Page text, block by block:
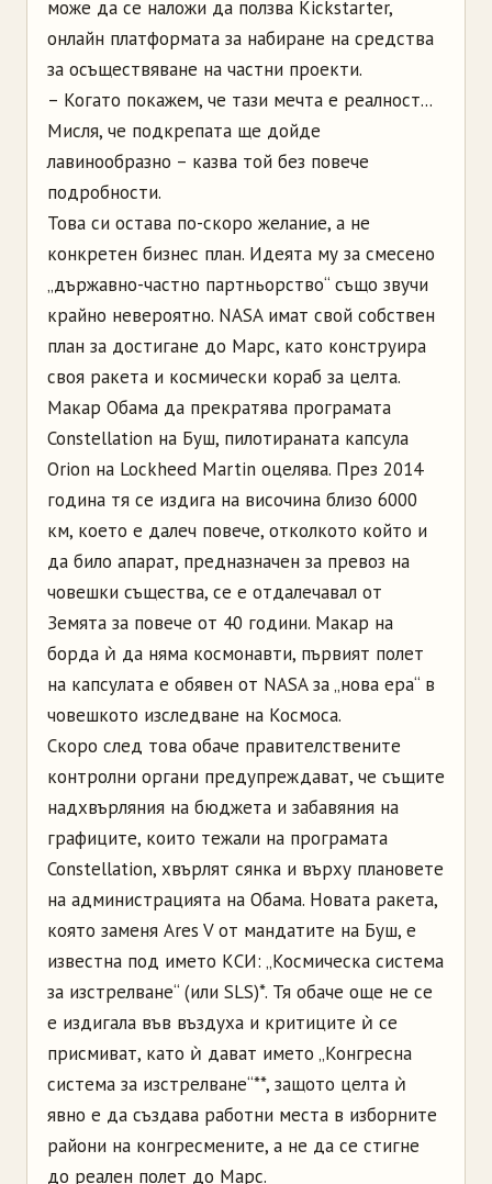
може да се наложи да ползва Kickstarter,
онлайн платформата за набиране на средства
за осъществяване на частни проекти.
– Когато покажем, че тази мечта е реалност...
Мисля, че подкрепата ще дойде
лавинообразно – казва той без повече
подробности.
Това си остава по-скоро желание, а не
конкретен бизнес план. Идеята му за смесено
„държавно-частно партньорство“ също звучи
крайно невероятно. NASA имат свой собствен
план за достигане до Марс, като конструира
своя ракета и космически кораб за целта.
Макар Обама да прекратява програмата
Constellation на Буш, пилотираната капсула
Orion на Lockheed Martin оцелява. През 2014
година тя се издига на височина близо 6000
км, което е далеч повече, отколкото който и
да било апарат, предназначен за превоз на
човешки същества, се е отдалечавал от
Земята за повече от 40 години. Макар на
борда ѝ да няма космонавти, първият полет
на капсулата е обявен от NASA за „нова ера“ в
човешкото изследване на Космоса.
Скоро след това обаче правителствените
контролни органи предупреждават, че същите
надхвърляния на бюджета и забавяния на
графиците, които тежали на програмата
Constellation, хвърлят сянка и върху плановете
на администрацията на Обама. Новата ракета,
която заменя Ares V от мандатите на Буш, е
известна под името КСИ: „Космическа система
за изстрелване“ (или SLS)*. Тя обаче още не се
е издигала във въздуха и критиците ѝ се
присмиват, като ѝ дават името „Конгресна
система за изстрелване“**, защото целта ѝ
явно е да създава работни места в изборните
райони на конгресмените, а не да се стигне
до реален полет до Марс.